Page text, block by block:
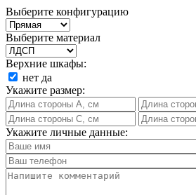
Выберите конфигурацию
Выберите материал
Верхние шкафы:
нет да
Укажите размер:
Укажите личные данные: